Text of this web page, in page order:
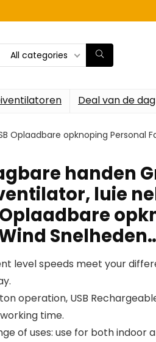
All categories
Deal van de dag
Oplaadbare opknoping Personal
handen
luie
Oplaadbare
level speeds meet your
operation, USB
time.
of uses: use for both indoor